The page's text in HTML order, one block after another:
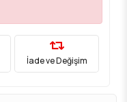
İade ve Değişim